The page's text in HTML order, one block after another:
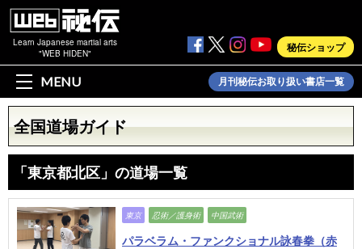
Learn Japanese martial arts
"WEB HIDEN"
秘伝ショップ
MENU 月刊秘伝お取り扱い書店一覧
全国道場ガイド
「東京都北区」の道場一覧
東京 忍術／護身術 中国武術
パラベラム・ファンクショナル詠春拳（赤